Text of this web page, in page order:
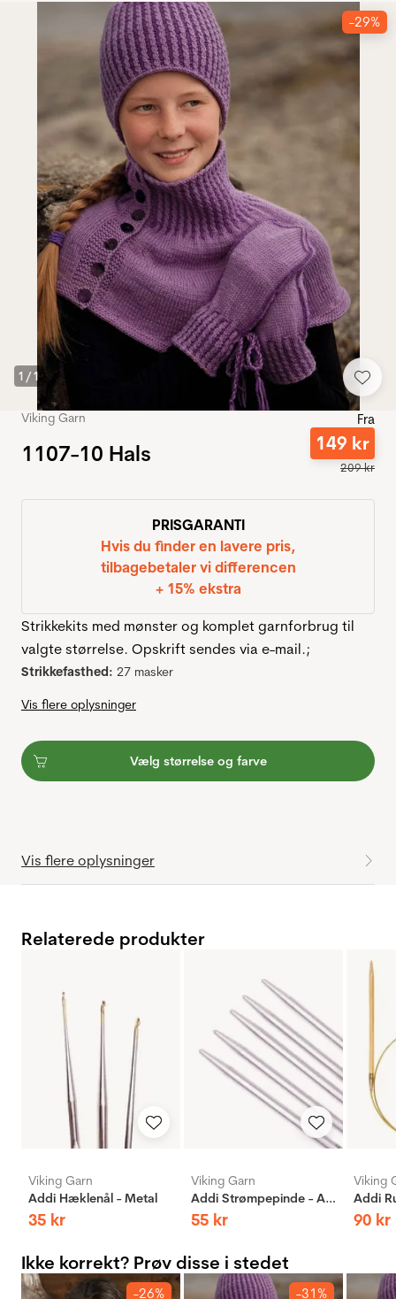
1 /1
-29%
Viking Garn
1107-10 Hals
Fra
149 kr
209kr
PRISGARANTI
Hvis du finder en lavere pris,
tilbagebetaler vi differencen
+ 15% ekstra
Strikkekits med mønster og komplet garnforbrug til
valgte størrelse. Opskrift sendes via e-mail.;
Strikkefasthed: 27 masker
Vis flere oplysninger
Vælg størrelse og farve
Vis flere oplysninger
Relaterede produkter
Viking Garn
Addi Hæklenål - Metal
35 kr
Viking Garn
Addi Strømpepinde - Aluminium
55 kr
Viking
90 kr
Ikke korrekt? Prøv disse i stedet
-26% -31%